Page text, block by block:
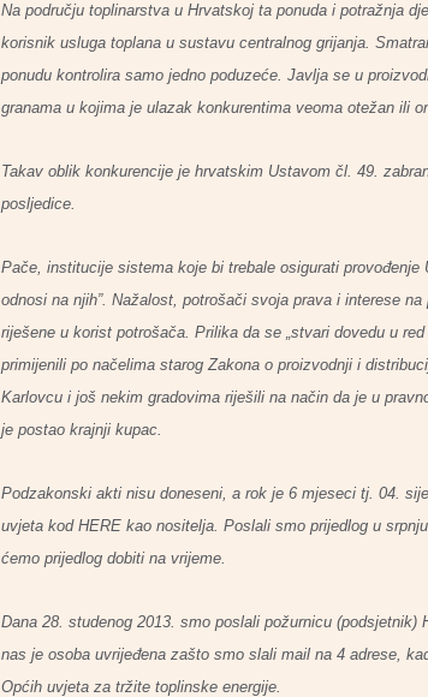
Na području toplinarstva u Hrvatskoj ta ponuda i potražnja
korisnik usluga toplana u sustavu centralnog grijanja.
ponudu kontrolira samo jedno poduzeće. Javlja se u
granama u kojima je ulazak konkurentima veoma otežan ili
Takav oblik konkurencije je hrvatskim Ustavom čl. 49.
posljedice.
Pače, institucije sistema koje bi trebale osigurati
odnosi na njih”. Nažalost, potrošači svoja prava i interese
riješene u korist potrošača. Prilika da se „stvari dovedu u
primijenili po načelima starog Zakona o proizvodnji i
Karlovcu i još nekim gradovima riješili na način da je u
je postao krajnji kupac.
Podzakonski akti nisu doneseni, a rok je 6 mjeseci tj. 04.
uvjeta kod HERE kao nositelja. Poslali smo prijedlog u
ćemo prijedlog dobiti na vrijeme.
Dana 28. studenog 2013. smo poslali požurnicu
nas je osoba uvrijeđena zašto smo slali mail na 4 adrese,
Općih uvjeta za tržite toplinske energije.